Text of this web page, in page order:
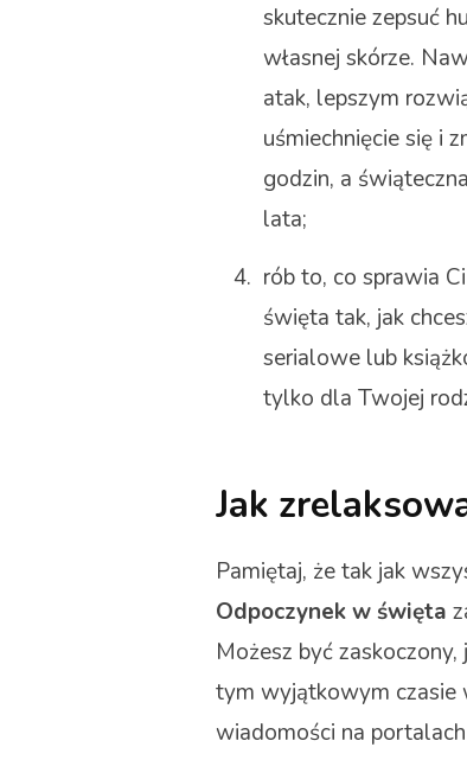
skutecznie zepsuć
własnej skórze.
atak, lepszym
uśmiechnięcie się i
godzin, a
lata;
rób to, co sprawia
święta tak, jak
serialowe lub
tylko dla Twojej
Jak
Pamiętaj, że tak jak
Odpoczynek w święta
Możesz być
tym wyjątkowym czasie
wiadomości na portalach